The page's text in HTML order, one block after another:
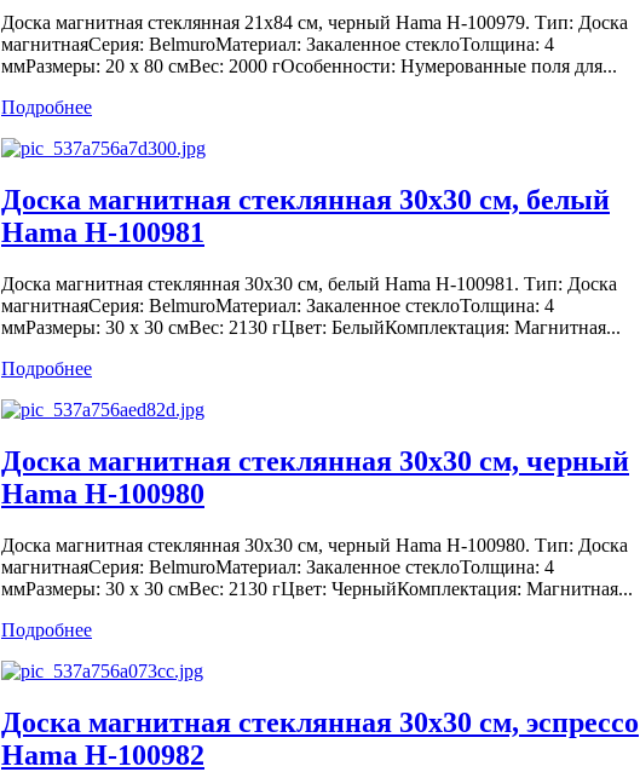
Доска магнитная стеклянная 21х84 см, черный Hama H-100979. Тип: Доска
магнитнаяСерия: BelmuroМатериал: Закаленное стеклоТолщина: 4
ммРазмеры: 20 x 80 смВес: 2000 гОсобенности: Нумерованные поля для...
Подробнее
Доска магнитная стеклянная 30х30 см, белый
Hama H-100981
Доска магнитная стеклянная 30х30 см, белый Hama H-100981. Тип: Доска
магнитнаяСерия: BelmuroМатериал: Закаленное стеклоТолщина: 4
ммРазмеры: 30 х 30 смВес: 2130 гЦвет: БелыйКомплектация: Магнитная...
Подробнее
Доска магнитная стеклянная 30х30 см, черный
Hama H-100980
Доска магнитная стеклянная 30х30 см, черный Hama H-100980. Тип: Доска
магнитнаяСерия: BelmuroМатериал: Закаленное стеклоТолщина: 4
ммРазмеры: 30 х 30 смВес: 2130 гЦвет: ЧерныйКомплектация: Магнитная...
Подробнее
Доска магнитная стеклянная 30х30 см, эспрессо
Hama H-100982